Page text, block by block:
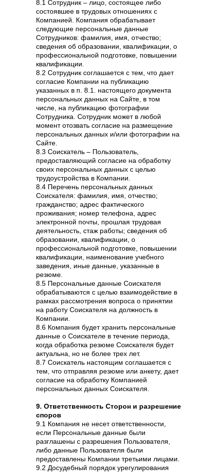
8.1 Сотрудник – лицо, состоящее либо
состоявшее в трудовых отношениях с
Компанией. Компания обрабатывает
следующие персональные данные
Сотрудников: фамилия, имя, отчество;
сведения об образовании, квалификации, о
профессиональной подготовке, повышении
квалификации.
8.2 Сотрудник соглашается с тем, что дает
согласие Компании на публикацию
указанных в п. 8.1. настоящего документа
персональных данных на Сайте, в том
числе, на публикацию фотографии
Сотрудника. Сотрудник может в любой
момент отозвать согласие на размещение
персональных данных и/или фотографии на
Сайте.
8.3 Соискатель – Пользователь,
предоставляющий согласие на обработку
своих персональных данных с целью
трудоустройства в Компании.
8.4 Перечень персональных данных
Соискателя: фамилия, имя, отчество;
гражданство; адрес фактического
проживания; номер телефона, адрес
электронной почты, прошлая трудовая
деятельность, стаж работы; сведения об
образовании, квалификации, о
профессиональной подготовке, повышении
квалификации, наименование учебного
заведения, иные данные, указанные в
резюме.
8.5 Персональные данные Соискателя
обрабатываются с целью взаимодействие в
рамках рассмотрения вопроса о принятии
на работу Соискателя на должность в
Компании.
8.6 Компания будет хранить персональные
данные о Соискателе в течение периода,
когда обработка резюме Соискателя будет
актуальна, но не более трех лет.
8.7 Соискатель настоящим соглашается с
тем, что отправляя резюме или анкету, дает
согласие на обработку Компанией
персональных данных Соискателя.
9. Ответственность Сторон и разрешение
споров
9.1 Компания не несет ответственности,
если Персональные данные были
разглашены с разрешения Пользователя,
либо данные Пользователя были
предоставлены Компании третьими лицами.
9.2 Досудебный порядок урегулирования